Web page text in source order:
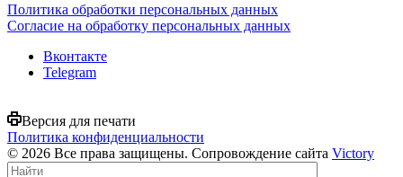
Политика обработки персональных данных
Согласие на обработку персональных данных
Вконтакте
Telegram
Версия для печати
Политика конфиденциальности
© 2026 Все права защищены. Сопровождение сайта Victory